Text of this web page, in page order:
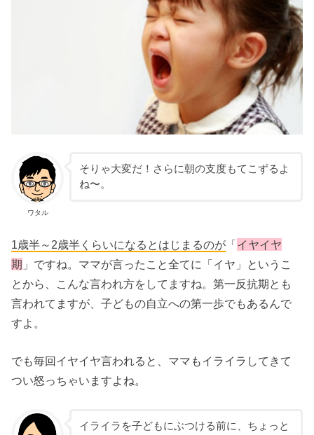
ワタル
そりゃ大変だ！さらに朝の支度もてこずるよ
ね〜。
1歳半～2歳半くらいになるとはじまるのが 「イヤイヤ
期 」ですね。ママが言ったこと全てに「イヤ」というこ
とから、こんな言われ方をしてますね。第一反抗期とも
言われてますが、子どもの自立への第一歩でもあるんで
すよ。
でも毎回イヤイヤ言われると、ママもイライラしてきて
つい怒っちゃいますよね。
イライラを子どもにぶつける前に、ちょっと